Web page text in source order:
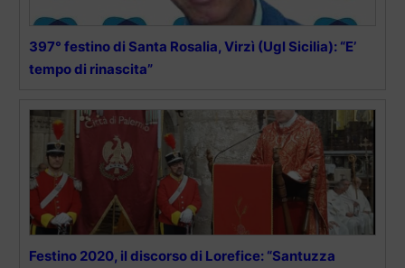
397° festino di Santa Rosalia, Virzì (Ugl Sicilia): “E’
tempo di rinascita”
Festino 2020, il discorso di Lorefice: “Santuzza